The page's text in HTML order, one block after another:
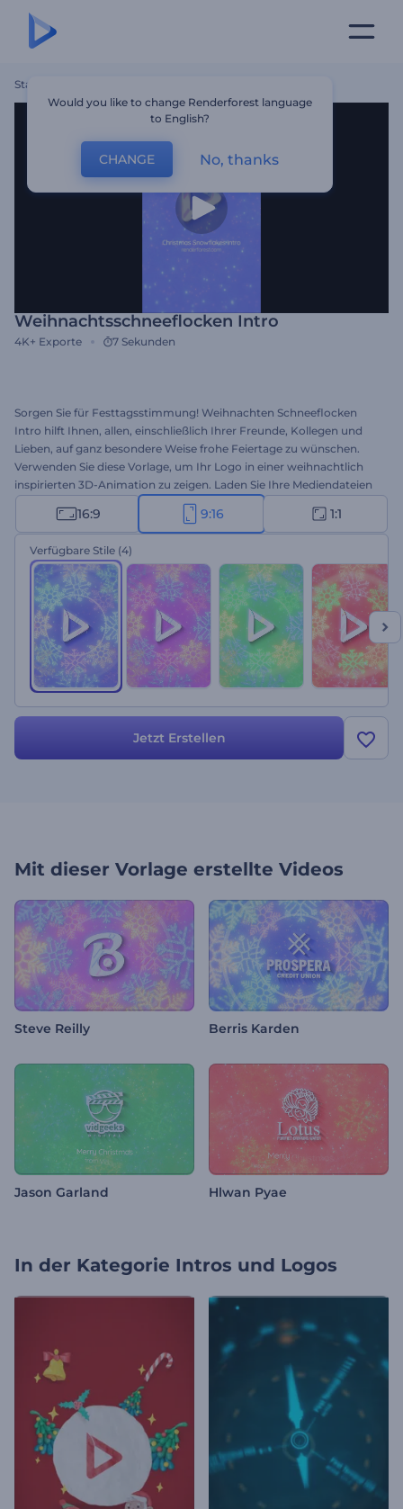
Startseite
Weihnachtsschneeflocken Intro
4K+ Exporte 7 Sekunden
Sorgen Sie für Festtagsstimmung! Weihnachten Schneeflocken
Intro hilft Ihnen, allen, einschließlich Ihrer Freunde, Kollegen und
Lieben, auf ganz besondere Weise frohe Feiertage zu wünschen.
Verwenden Sie diese Vorlage, um Ihr Logo in einer weihnachtlich
inspirierten 3D-Animation zu zeigen. Laden Sie Ihre Mediendateien
hoch, geben Sie Ihre Weihnachtsgrüße ein und erhalten Sie mit
wenigen Klicks eine hochauflösende Videoanimation. Perfekt
geeignet für Weihnachtseinführungen, Videogrüße, Einladungen
zum Neujahrsessen und viele andere Projekte. Probieren Sie es jetzt
16:9 9:16 1:1
Verfügbare Stile (4)
Jetzt Erstellen
Mit dieser Vorlage erstellte Videos
Steve Reilly Berris Karden
Jason Garland Hlwan Pyae
In der Kategorie Intros und Logos
Would you like to change Renderforest language
to English?
CHANGE No, thanks